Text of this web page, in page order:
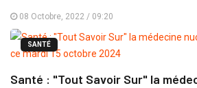
08 Octobre, 2022 / 09:20
SANTÉ
Santé : "Tout Savoir Sur" la